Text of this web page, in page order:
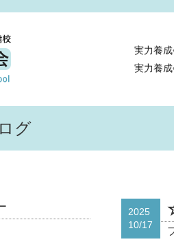
実力養
実力養
グ
2025
10/17